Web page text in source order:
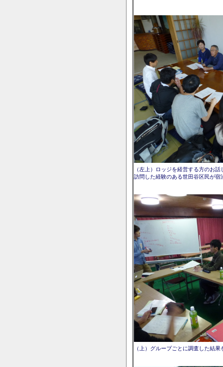
（左上）ロッジを経営する方のお
訪問した経験のある世田谷区民が宿
（上）グループごとに調査した結